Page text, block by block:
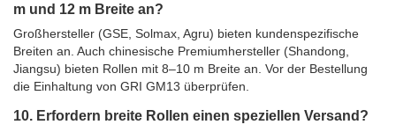
m und 12 m Breite an?
Großhersteller (GSE, Solmax, Agru) bieten kundenspezifische
Breiten an. Auch chinesische Premiumhersteller (Shandong,
Jiangsu) bieten Rollen mit 8–10 m Breite an. Vor der Bestellung
die Einhaltung von GRI GM13 überprüfen.
10. Erfordern breite Rollen einen speziellen Versand?